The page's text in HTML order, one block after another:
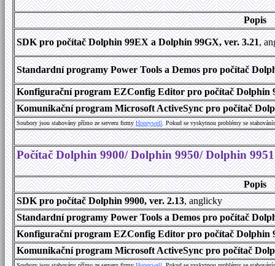
Popis
SDK pro počítač Dolphin 99EX a Dolphin 99GX, ver. 3.21,
Standardní programy Power Tools a Demos pro počítač
Konfigurační program EZConfig Editor pro počítač Dolphin
Komunikační program Microsoft ActiveSync pro počítač
Soubory jsou stahovány přímo ze serveru firmyHoneywell. Pokud se vyskytnou problémy se
Počítač Dolphin 9900/ Dolphin 9950/ Dolphin 9951
Popis
SDK pro počítač Dolphin 9900, ver. 2.13, anglicky
Standardní programy Power Tools a Demos pro počítač
Konfigurační program EZConfig Editor pro počítač Dolphin
Komunikační program Microsoft ActiveSync pro počítač